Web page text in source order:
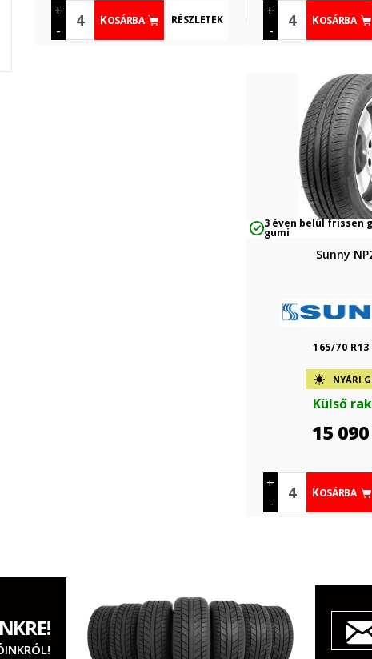
+
-
KOSÁRBA RÉSZLETEK
+
-
KOSÁRBA
3 éven belül frissen
gumi
Sunny
165/70 R13
NYÁRI
Külső
15 090
+
-
KOSÁRBA